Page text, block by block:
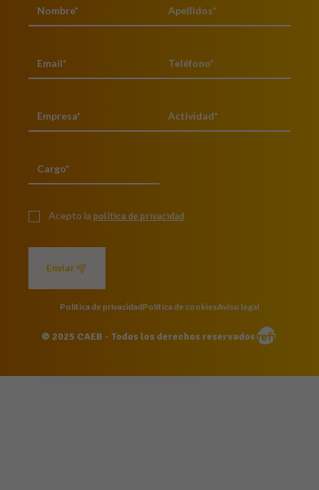
Acepto la política de privacidad
Enviar
Política de privacidadPolítica de cookiesAviso legal
© 2025 CAEB - Todos los derechos reservados